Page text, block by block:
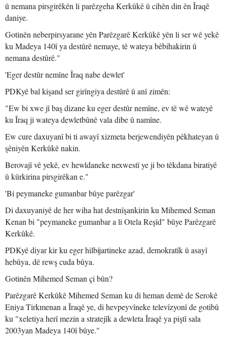
û nemana pirsgirêkên li parêzgeha Kerkûkê û cihên din ên Îraqê
daniye.
Gotinên neberpirsyarane yên Parêzgarê Kerkûkê yên li ser wê yekê
ku Madeya 140î ya destûrê nemaye, tê wateya bêbihakirin û
nemana destûrê."
'Eger destûr nemîne Îraq nabe dewlet'
PDKyê bal kişand ser girîngiya destûrê û anî zimên:
"Ew bi xwe jî baş dizane ku eger destûr nemîne, ev tê wê wateyê
ku Îraq ji wateya dewletbûnê vala dibe û namîne.
Ew cure daxuyanî bi ti awayî xizmeta berjewendiyên pêkhateyan û
şêniyên Kerkûkê nakin.
Berovajî vê yekê, ev hewldaneke nexwestî ye ji bo têkdana biratiyê
û kûrkirina pirsgirêkan e."
'Bi peymaneke gumanbar bûye parêzgar'
Di daxuyaniyê de her wiha hat destnîşankirin ku Mihemed Seman
Kenan bi "peymaneke gumanbar a li Otela Reşîd" bûye Parêzgarê
Kerkûkê.
PDKyê diyar kir ku eger hilbijartineke azad, demokratîk û asayî
hebûya, dê rewş cuda bûya.
Gotinên Mihemed Seman çi bûn?
Parêzgarê Kerkûkê Mihemed Seman ku di heman demê de Serokê
Eniya Tirkmenan a Îraqê ye, di hevpeyvîneke televîzyonî de gotibû
ku "xeletiya herî mezin a stratejîk a dewleta Îraqê ya piştî sala
2003yan Madeya 140î bûye."